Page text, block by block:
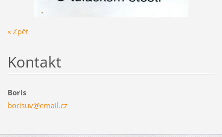
« Zpět
Kontakt
Boris
borisuv@email.cz